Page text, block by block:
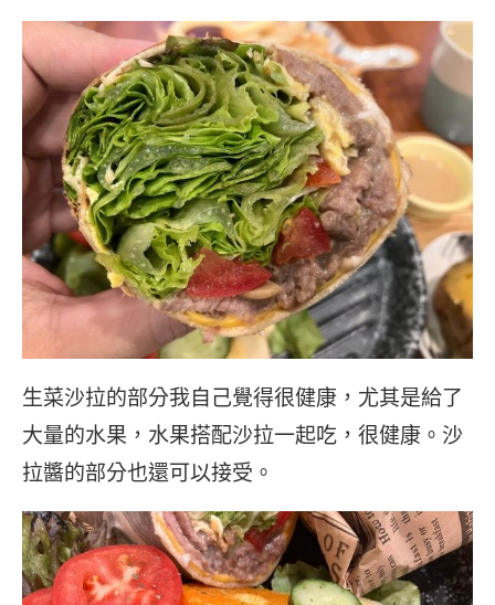
生菜沙拉的部分我自己覺得很健康，尤其是給了
大量的水果，水果搭配沙拉一起吃，很健康。沙
拉醬的部分也還可以接受。